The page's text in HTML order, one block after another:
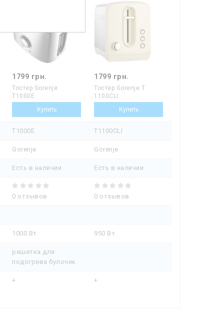
1799 грн.
Тостер Gorenje
T1000E
1799 грн.
Тостер Gorenje T
1100CLI
T1000E T1100CLI
Gorenje Gorenje
Есть в наличии Есть в наличии
0 отзывов 0 отзывов
1000 Вт 950 Вт
решетка для
подогрева булочек
+ +